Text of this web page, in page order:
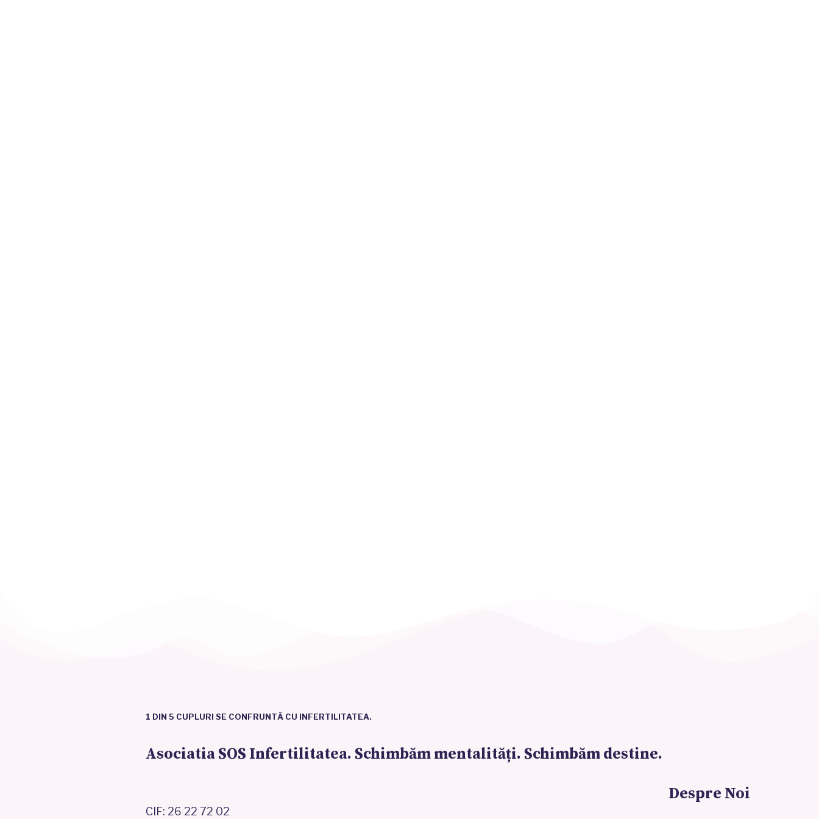
1 DIN 5 CUPLURI SE CONFRUNTĂ CU INFERTILITATEA.
Asociatia SOS Infertilitatea. Schimbăm mentalități. Schimbăm destine.
CIF: 26 22 72 02
Despre Noi